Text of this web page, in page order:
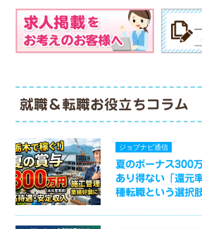
就職＆転職お役立ちコラム
ジョブナビ通信
夏のボーナス300
あり得ない「還元
種転職という選択